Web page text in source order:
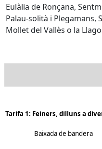
Eulàlia de Ronçana,
Palau-solità i Plegamans,
Mollet del Vallès o la
Tarifa 1: Feiners, dilluns a
Baixada de bandera